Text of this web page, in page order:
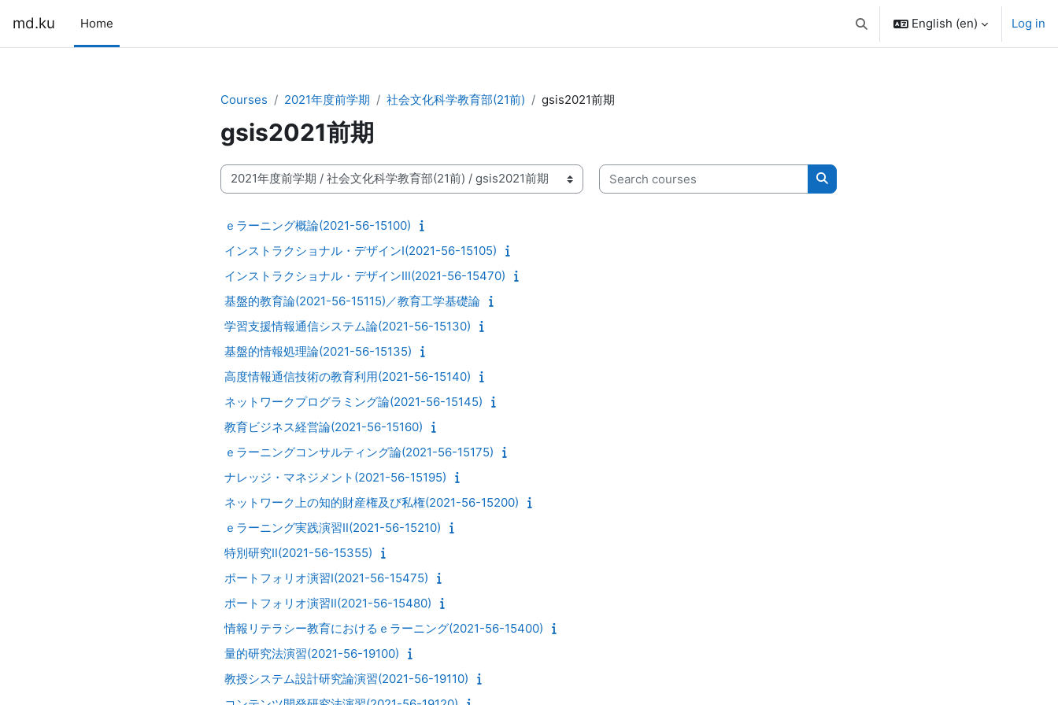
md.ku Home Toggle search input
English ‎(en)‎ Log in
Courses 2021年度前学期 社会文化科学教育部(21前) gsis2021前期
gsis2021前期
Course categories
Search courses
Search courses
ｅラーニング概論(2021-56-15100)
インストラクショナル・デザインⅠ(2021-56-15105)
インストラクショナル・デザインⅢ(2021-56-15470)
基盤的教育論(2021-56-15115)／教育工学基礎論
学習支援情報通信システム論(2021-56-15130)
基盤的情報処理論(2021-56-15135)
高度情報通信技術の教育利用(2021-56-15140)
ネットワークプログラミング論(2021-56-15145)
教育ビジネス経営論(2021-56-15160)
ｅラーニングコンサルティング論(2021-56-15175)
ナレッジ・マネジメント(2021-56-15195)
ネットワーク上の知的財産権及び私権(2021-56-15200)
ｅラーニング実践演習Ⅱ(2021-56-15210)
特別研究Ⅱ(2021-56-15355)
ポートフォリオ演習Ⅰ(2021-56-15475)
ポートフォリオ演習Ⅱ(2021-56-15480)
情報リテラシー教育におけるｅラーニング(2021-56-15400)
量的研究法演習(2021-56-19100)
教授システム設計研究論演習(2021-56-19110)